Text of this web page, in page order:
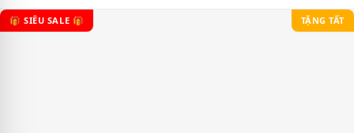
🎁 SIÊU SALE 🎁 TẶNG TẤT